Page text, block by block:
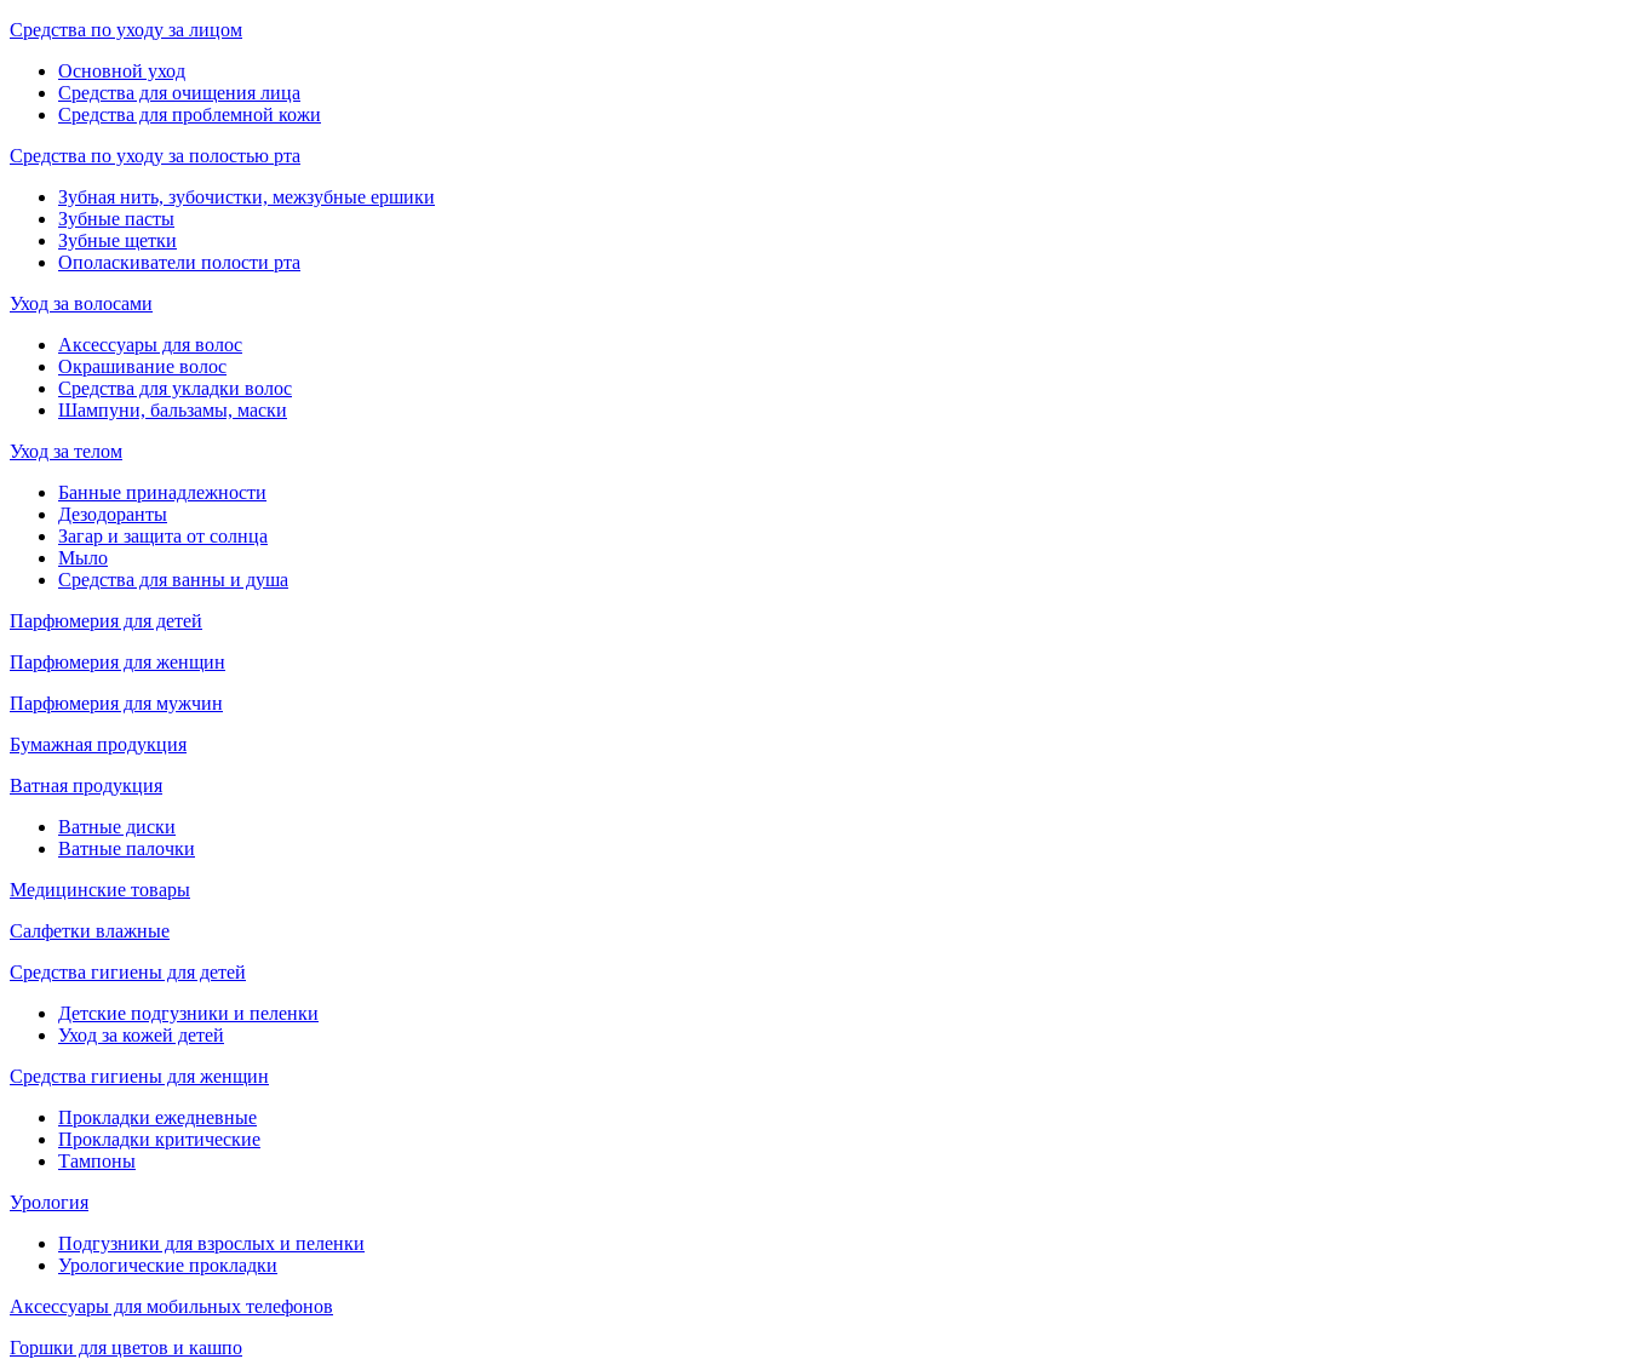
Средства по уходу за лицом
Основной уход
Средства для очищения лица
Средства для проблемной кожи
Средства по уходу за полостью рта
Зубная нить, зубочистки, межзубные ершики
Зубные пасты
Зубные щетки
Ополаскиватели полости рта
Уход за волосами
Аксессуары для волос
Окрашивание волос
Средства для укладки волос
Шампуни, бальзамы, маски
Уход за телом
Банные принадлежности
Дезодоранты
Загар и защита от солнца
Мыло
Средства для ванны и душа
Парфюмерия для детей
Парфюмерия для женщин
Парфюмерия для мужчин
Бумажная продукция
Ватная продукция
Ватные диски
Ватные палочки
Медицинские товары
Салфетки влажные
Средства гигиены для детей
Детские подгузники и пеленки
Уход за кожей детей
Средства гигиены для женщин
Прокладки ежедневные
Прокладки критические
Тампоны
Урология
Подгузники для взрослых и пеленки
Урологические прокладки
Аксессуары для мобильных телефонов
Горшки для цветов и кашпо